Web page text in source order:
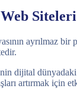
Web
ayrılmaz
dijital
artırmak için